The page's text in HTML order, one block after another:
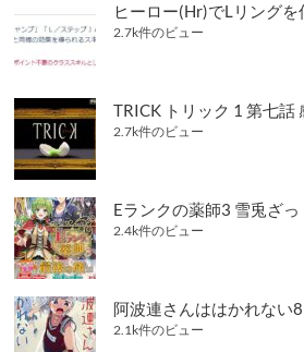
ヒーロー(Hr)でLリングを
2.7k件のビュー
TRICK トリック 1 第七話
2.7k件のビュー
Eランクの薬師3 雪兎ざっ
2.4k件のビュー
阿波連さんははかれない
2.1k件のビュー